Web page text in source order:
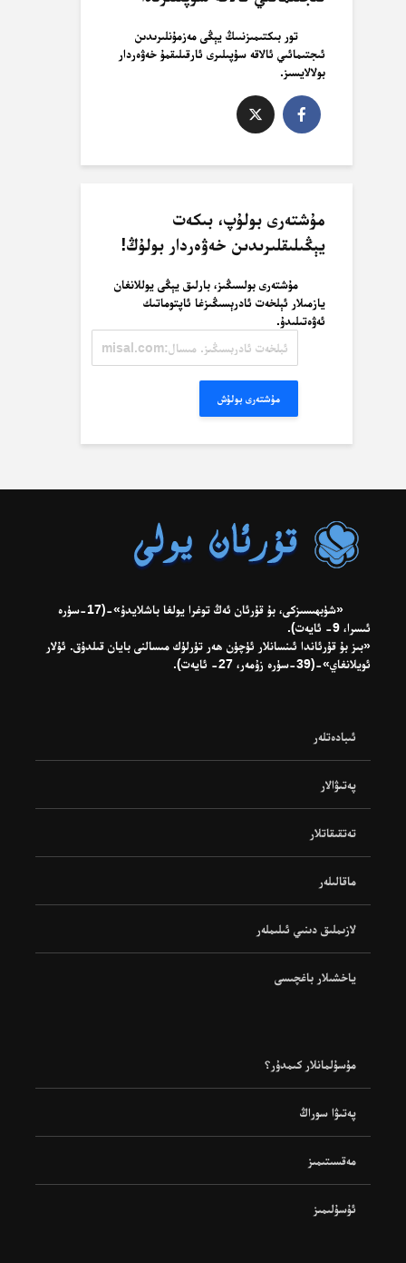
تور بىكتىمىزنىىڭ يېڭى مەزمۇنلىرىدىن
ئىجتىمائىي ئالاقە سۇپىلىرى ئارقىلىقمۇ خەۋەردار
بولالايسىز.
مۇشتەرى بولۇپ، بىكەت
يېڭىلىقلىرىدىن خەۋەردار بولۇڭ!
مۇشتەرى بولسىڭىز، بارلىق يېڭى يوللانغان
يازمىلار ئېلخەت ئادرېسىڭىزغا ئاپتوماتىك
ئەۋەتىلىدۇ.
ئادرېسىڭىز.
مۇشتەرى بولۇش
«شۈبھىسىزكى، بۇ قۇرئان ئەڭ توغرا يولغا باشلايدۇ»-(17-سۈرە
ئىسرا، 9- ئايەت).
«بىز بۇ قۇرئاندا ئىنسانلار ئۈچۈن ھەر تۈرلۈك مىسالنى بايان قىلدۇق. ئۇلار
ئويلانغاي»-(39-سۈرە زۇمەر، 27- ئايەت).
ئىبادەتلەر
پەتىۋالار
تەتقىقاتلار
ماقالىلەر
لازىملىق دىنىي ئىلىملەر
ياخشىلار باغچىسى
مۇسۇلمانلار كىمدۇر؟
پەتىۋا سوراڭ
مەقسىتىمىز
ئۇسۇلىمىز